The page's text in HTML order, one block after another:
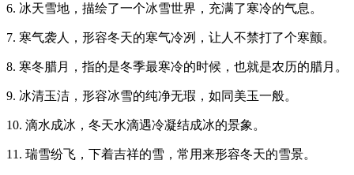
6. 冰天雪地，描绘了一个冰雪世界，充满了寒冷的气息。
7. 寒气袭人，形容冬天的寒气冷冽，让人不禁打了个寒颤。
8. 寒冬腊月，指的是冬季最寒冷的时候，也就是农历的腊月。
9. 冰清玉洁，形容冰雪的纯净无瑕，如同美玉一般。
10. 滴水成冰，冬天水滴遇冷凝结成冰的景象。
11. 瑞雪纷飞，下着吉祥的雪，常用来形容冬天的雪景。